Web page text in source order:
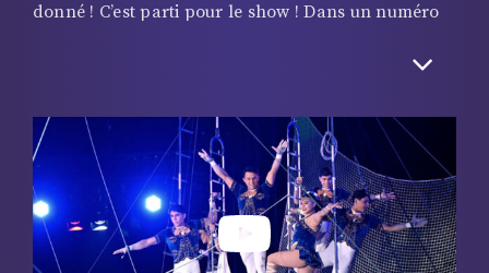
donné ! C’est parti pour le show ! Dans un numéro
latinos qui invitent à la fête et incitent les
spectateurs à battre la mesure.